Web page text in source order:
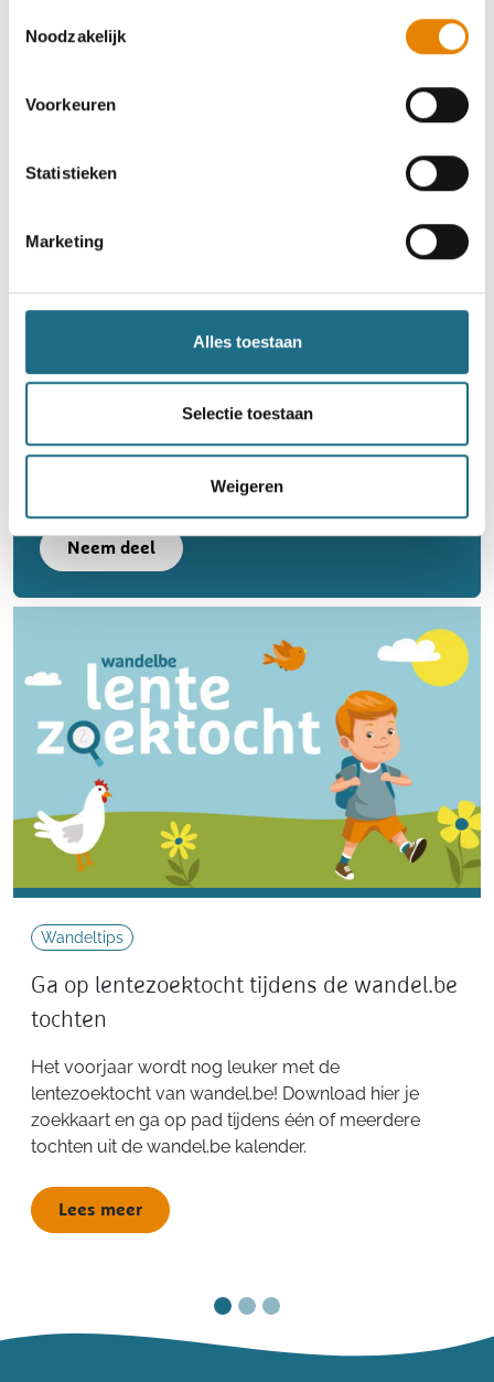
Noodzakelijk
Voorkeuren
Statistieken
Marketing
Alles toestaan
Selectie toestaan
Weigeren
Maandag 26 oktober 2026
Word lid en maak kans op een
Neem deel
Wandeltips
Ga op lentezoektocht tijdens de wandel.be
tochten
Het voorjaar wordt nog leuker met de
lentezoektocht van wandel.be! Download hier je
zoekkaart en ga op pad tijdens één of meerdere
tochten uit de wandel.be kalender.
Lees meer